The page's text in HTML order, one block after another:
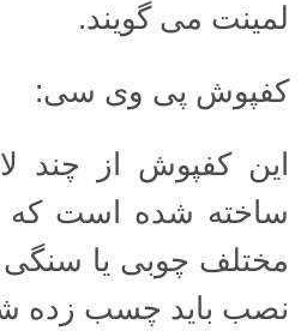
لمینت می گویند.
کفپوش پی وی سی:
این کفپوش از چند
ساخته شده است که
مختلف چوبی یا
نصب باید چسب زده